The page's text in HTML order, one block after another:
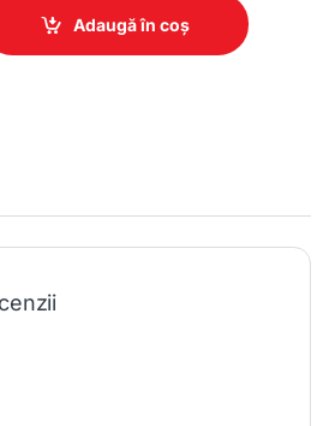
și raft sub pat quantity
Adaugă în coș